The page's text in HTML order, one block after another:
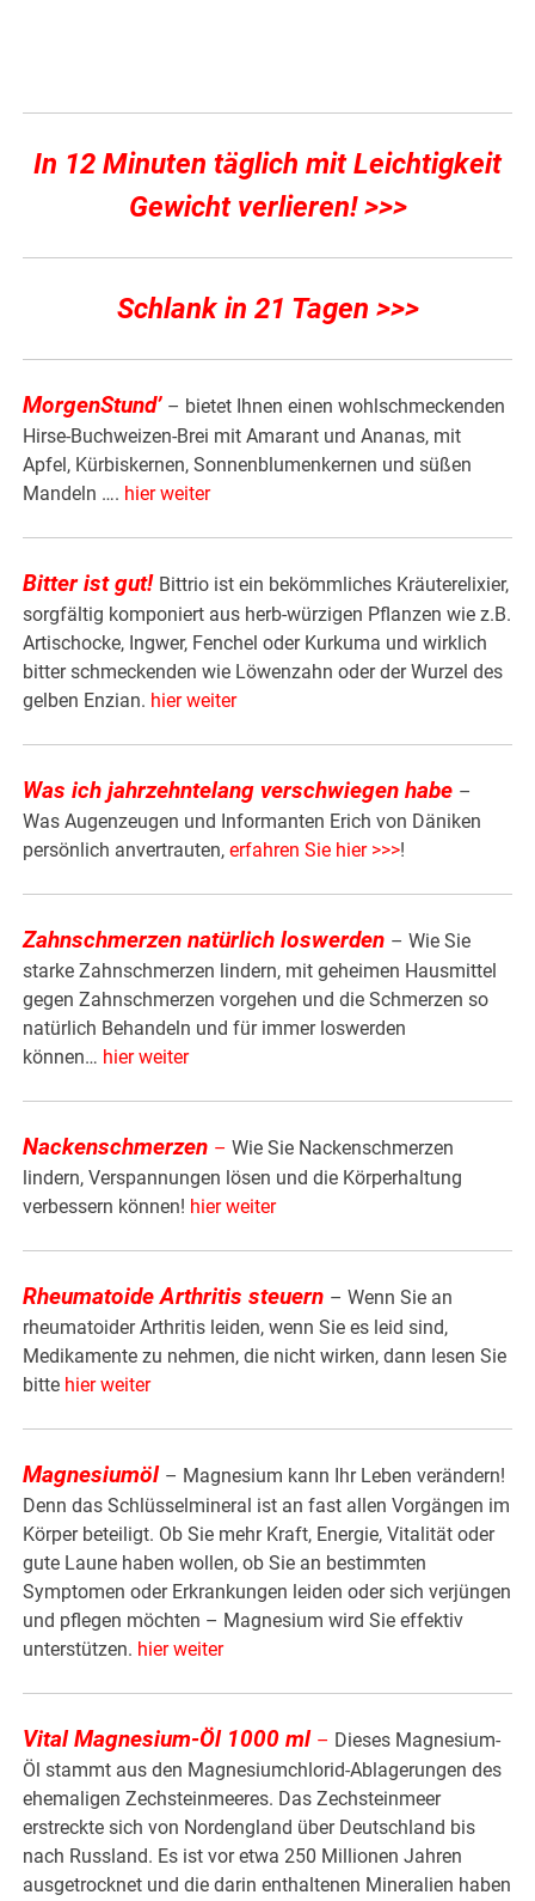
In 12 Minuten täglich mit Leichtigkeit
Gewicht verlieren! >>>
Schlank in 21 Tagen >>>
MorgenStund’ – bietet Ihnen einen wohlschmeckenden
Hirse-Buchweizen-Brei mit Amarant und Ananas, mit
Apfel, Kürbiskernen, Sonnenblumenkernen und süßen
Mandeln …. hier weiter
Bitter ist gut! Bittrio ist ein bekömmliches Kräuterelixier,
sorgfältig komponiert aus herb-würzigen Pflanzen wie z.B.
Artischocke, Ingwer, Fenchel oder Kurkuma und wirklich
bitter schmeckenden wie Löwenzahn oder der Wurzel des
gelben Enzian. hier weiter
Was ich jahrzehntelang verschwiegen habe –
Was Augenzeugen und Informanten Erich von Däniken
persönlich anvertrauten,erfahren Sie hier >>>!
Zahnschmerzen natürlich loswerden – Wie Sie
starke Zahnschmerzen lindern, mit geheimen Hausmittel
gegen Zahnschmerzen vorgehen und die Schmerzen so
natürlich Behandeln und für immer loswerden
können… hier weiter
Nackenschmerzen – Wie Sie Nackenschmerzen
lindern, Verspannungen lösen und die Körperhaltung
verbessern können! hier weiter
Rheumatoide Arthritis steuern – Wenn Sie an
rheumatoider Arthritis leiden, wenn Sie es leid sind,
Medikamente zu nehmen, die nicht wirken, dann lesen Sie
bitte hier weiter
Magnesiumöl – Magnesium kann Ihr Leben verändern!
Denn das Schlüsselmineral ist an fast allen Vorgängen im
Körper beteiligt. Ob Sie mehr Kraft, Energie, Vitalität oder
gute Laune haben wollen, ob Sie an bestimmten
Symptomen oder Erkrankungen leiden oder sich verjüngen
und pflegen möchten – Magnesium wird Sie effektiv
unterstützen. hier weiter
Vital Magnesium-Öl 1000 ml – Dieses Magnesium-
Öl stammt aus den Magnesiumchlorid-Ablagerungen des
ehemaligen Zechsteinmeeres. Das Zechsteinmeer
erstreckte sich von Nordengland über Deutschland bis
nach Russland. Es ist vor etwa 250 Millionen Jahren
ausgetrocknet und die darin enthaltenen Mineralien haben